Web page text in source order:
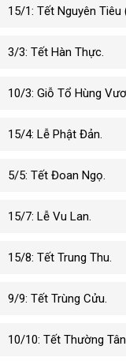
15/1: Tết Nguyên Tiêu
3/3: Tết Hàn Thực.
10/3: Giỗ Tổ Hùng
15/4: Lễ Phật Đản.
5/5: Tết Đoan Ngọ.
15/7: Lễ Vu Lan.
15/8: Tết Trung Thu.
9/9: Tết Trùng Cửu.
10/10: Tết Thường